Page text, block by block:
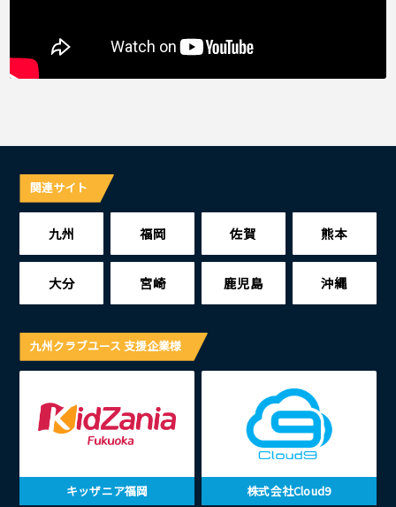
関連サイト
九州 福岡 佐賀 熊本
大分 宮崎 鹿児島 沖縄
九州クラブユース 支援企業様
キッザニア福岡 株式会社Cloud9